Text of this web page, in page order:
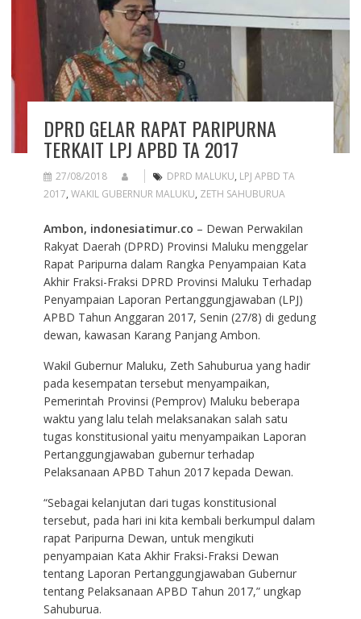
DPRD GELAR RAPAT PARIPURNA
TERKAIT LPJ APBD TA 2017
27/08/2018 DPRD MALUKU, LPJ APBD TA
2017, WAKIL GUBERNUR MALUKU, ZETH SAHUBURUA
Ambon, indonesiatimur.co – Dewan Perwakilan
Rakyat Daerah (DPRD) Provinsi Maluku menggelar
Rapat Paripurna dalam Rangka Penyampaian Kata
Akhir Fraksi-Fraksi DPRD Provinsi Maluku Terhadap
Penyampaian Laporan Pertanggungjawaban (LPJ)
APBD Tahun Anggaran 2017, Senin (27/8) di gedung
dewan, kawasan Karang Panjang Ambon.
Wakil Gubernur Maluku, Zeth Sahuburua yang hadir
pada kesempatan tersebut menyampaikan,
Pemerintah Provinsi (Pemprov) Maluku beberapa
waktu yang lalu telah melaksanakan salah satu
tugas konstitusional yaitu menyampaikan Laporan
Pertanggungjawaban gubernur terhadap
Pelaksanaan APBD Tahun 2017 kepada Dewan.
“Sebagai kelanjutan dari tugas konstitusional
tersebut, pada hari ini kita kembali berkumpul dalam
rapat Paripurna Dewan, untuk mengikuti
penyampaian Kata Akhir Fraksi-Fraksi Dewan
tentang Laporan Pertanggungjawaban Gubernur
tentang Pelaksanaan APBD Tahun 2017,” ungkap
Sahuburua.